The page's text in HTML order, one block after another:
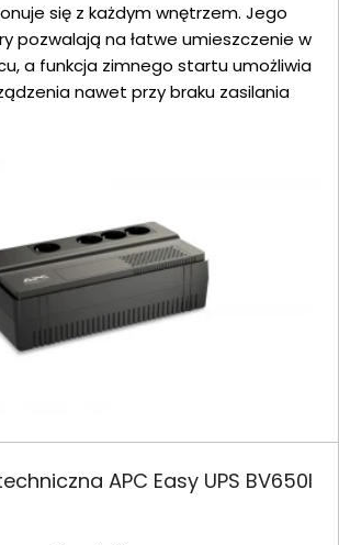
się z każdym wnętrzem. Jego
pozwalają na łatwe umieszczenie w
a funkcja zimnego startu umożliwia
nawet przy braku zasilania
APC Easy UPS BV650I